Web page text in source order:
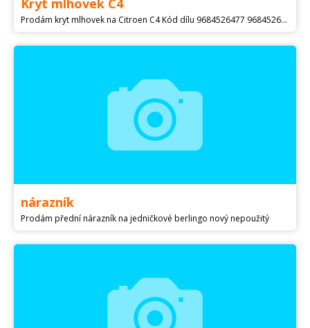
Kryt mlhovek C4
Prodám kryt mlhovek na Citroen C4 Kód dílu 9684526477 9684526377 Cena 250ks
nárazník
Prodám přední nárazník na jedničkové berlingo nový nepoužitý